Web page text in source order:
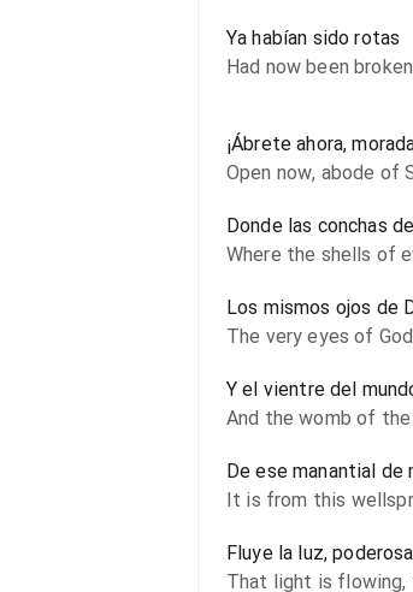
Ya habían sido rotas
Had now been broken
¡Ábrete ahora,
Open now, abode of
Donde las conchas
Where the shells of
Los mismos ojos de
The very eyes of God
Y el vientre del
And the womb of
De ese manantial
It is from this
Fluye la luz, poderosa
That light is flowing,